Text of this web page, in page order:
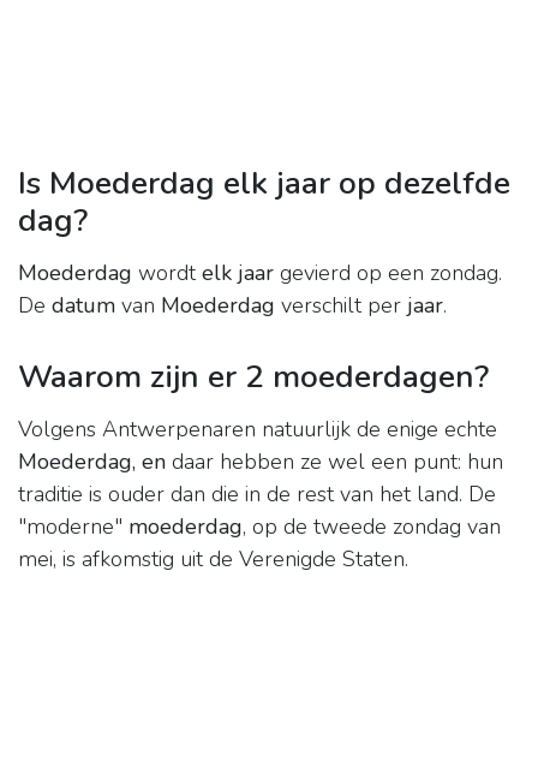
Is Moederdag elk jaar op dezelfde
dag?
Moederdag wordtelk jaar gevierd op een zondag.
De datum van Moederdag verschilt per jaar.
Waarom zijn er 2 moederdagen?
Volgens Antwerpenaren natuurlijk de enige echte
Moederdag, en daar hebben ze wel een punt: hun
traditie is ouder dan die in de rest van het land. De
"moderne" moederdag, op de tweede zondag van
mei, is afkomstig uit de Verenigde Staten.